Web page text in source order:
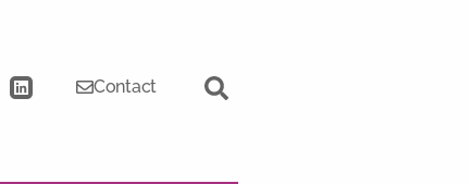
Contact